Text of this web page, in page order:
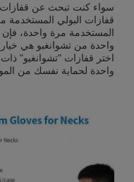
قفازات البولي المستخدمة
المستخدمة مرة واحدة، فإن
واحدة من تشوانغبو هي
اختر قفازات "تشوانغبو" ذات
واحدة لحماية نفسك من